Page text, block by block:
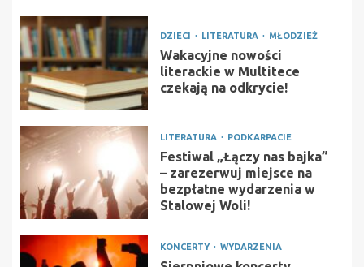
DZIECI LITERATURA MŁODZIEŻ
Wakacyjne nowości
literackie w Multitece
czekają na odkrycie!
LITERATURA PODKARPACIE
Festiwal „Łączy nas bajka”
– zarezerwuj miejsce na
bezpłatne wydarzenia w
Stalowej Woli!
KONCERTY WYDARZENIA